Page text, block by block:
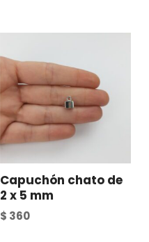
Capuchón chato de
2 x 5 mm
$ 360